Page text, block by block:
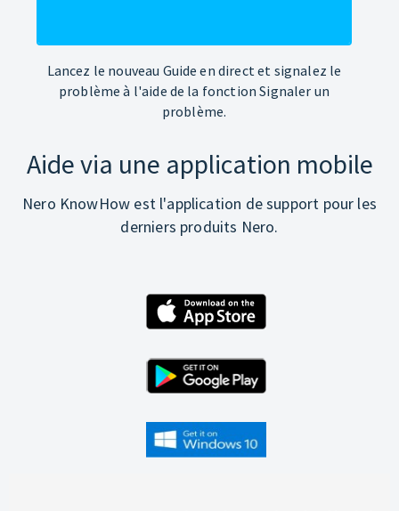
Lancez le nouveau Guide en direct et signalez le
problème à l'aide de la fonction Signaler un
problème.
Aide via une application mobile
Nero KnowHow est l'application de support pour les
derniers produits Nero.